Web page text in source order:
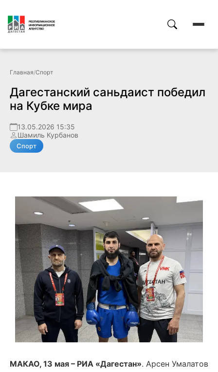
Главная/Спорт
Дагестанский саньдаист победил
на Кубке мира
13.05.2026 15:35
Шамиль Курбанов
Спорт
МАКАО, 13 мая – РИА «Дагестан». Арсен Умалатов